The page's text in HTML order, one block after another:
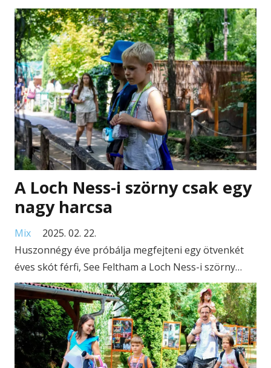
A Loch Ness-i szörny csak egy
nagy harcsa
Mix
2025. 02. 22.
Huszonnégy éve próbálja megfejteni egy ötvenkét
éves skót férfi, See Feltham a Loch Ness-i szörny…